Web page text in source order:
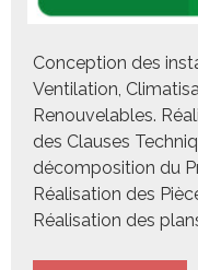
Conception des
Ventilation,
Renouvelables.
des Clauses
décomposition du
Réalisation des
Réalisation des